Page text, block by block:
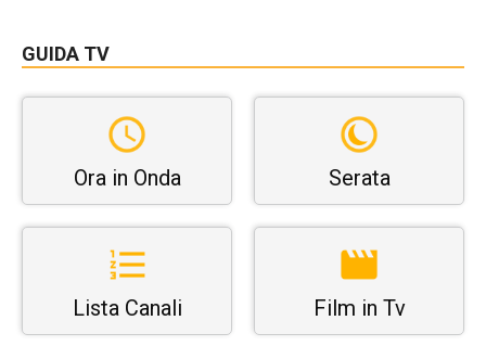
GUIDA TV
Ora in Onda Serata
Lista Canali Film in Tv